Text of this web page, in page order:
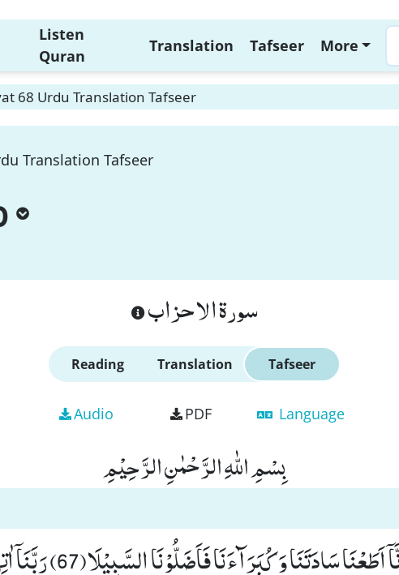
Listen
Quran
Translation Tafseer More
68 Urdu Translation Tafseer
Translation Tafseer
سورة الاحزاب
Reading Translation Tafseer
Audio PDF Language
بِسْمِ اللّٰهِ الرَّحْمٰنِ الرَّحِیْمِ
وَ قَالُوْا رَبَّنَاۤ اِنَّاۤ اَطَعْنَا